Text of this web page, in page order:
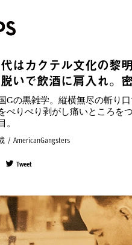
はカクテル文化の黎
いで飲酒に肩入れ。
Gの黒雑学。縦横無尽の斬り
ぺりぺり剥がし痛いところを
。
/ AmericanGangsters
Tweet